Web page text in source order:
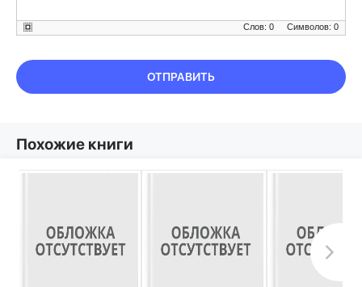
Символов: 0
Слов: 0
ОТПРАВИТЬ
Похожие книги